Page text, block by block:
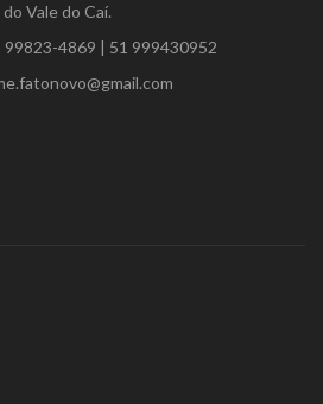
do Vale do Caí.
99823-4869 | 51 999430952